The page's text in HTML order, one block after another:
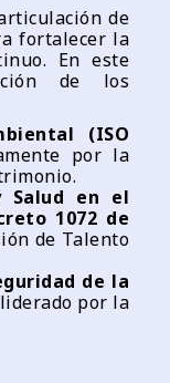
de
fortalecer la
En este
de los
(ISO
por la
Salud en el
1072 de
de Talento
de la
liderado por la